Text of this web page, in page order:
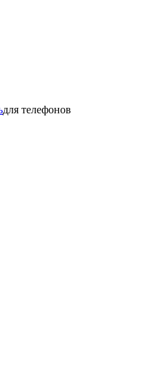
для телефонов